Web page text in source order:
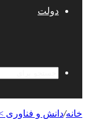
دولت
خانه/دانش و فناوری